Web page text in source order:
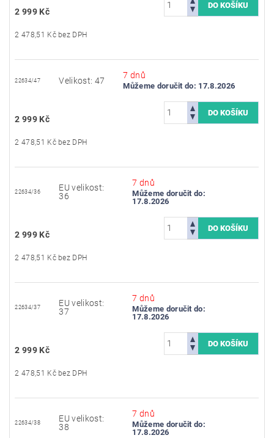
2 999 Kč
2 478,51 Kč bez DPH
22634/47 Velikost: 47
7 dnů
Můžeme doručit do: 17.8.2026
2 999 Kč
2 478,51 Kč bez DPH
22634/36
EU velikost:
36
7 dnů
Můžeme doručit do:
17.8.2026
2 999 Kč
2 478,51 Kč bez DPH
22634/37
EU velikost:
37
7 dnů
Můžeme doručit do:
17.8.2026
2 999 Kč
2 478,51 Kč bez DPH
22634/38
EU velikost:
38
7 dnů
Můžeme doručit do:
17.8.2026